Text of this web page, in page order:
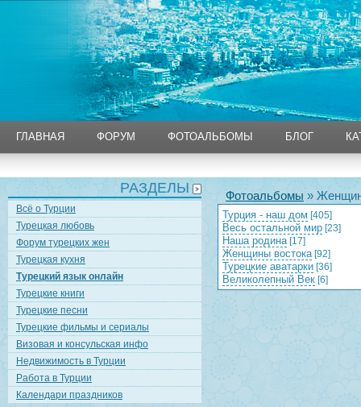
ГЛАВНАЯ ФОРУМ ФОТОАЛЬБОМЫ БЛОГ
РАЗДЕЛЫ
Всё о Турции
Турецкая любовь
Форум турецких жен
Турецкая кухня
Турецкий язык онлайн
Турецкие книги
Турецкие песни
Турецкие фильмы и сериалы
Визовая и консульская инфо
Недвижимость в Турции
Работа в Турции
Календари праздников
Фотоальбомы »
Турция - наш дом [405]
Весь остальной мир [23]
Наша родина [17]
Женщины востока [92]
Турецкие аватарки [36]
Великолепный Век [6]